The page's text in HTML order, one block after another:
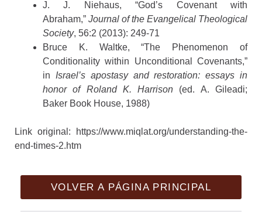
J. J. Niehaus, “God’s Covenant with
Abraham,” Journal of the Evangelical Theological
Society, 56:2 (2013): 249-71
Bruce K. Waltke, “The Phenomenon of
Conditionality within Unconditional Covenants,”
in Israel’s apostasy and restoration: essays in
honor of Roland K. Harrison (ed. A. Gileadi;
Baker Book House, 1988)
Link original: https://www.miqlat.org/understanding-the-
end-times-2.htm
VOLVER A PÁGINA PRINCIPAL